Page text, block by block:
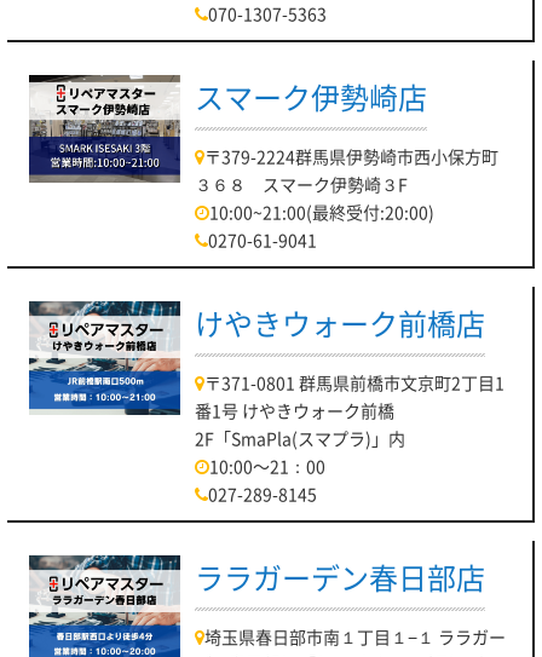
070-1307-5363
スマーク伊勢崎店
〒379-2224群馬県伊勢崎市西小保方町
３６８ スマーク伊勢崎３F
10:00~21:00(最終受付:20:00)
0270-61-9041
けやきウォーク前橋店
〒371-0801 群馬県前橋市文京町2丁目1
番1号 けやきウォーク前橋
2F「SmaPla(スマプラ)」内
10:00～21：00
027-289-8145
ララガーデン春日部店
埼玉県春日部市南１丁目１−１ ララガー